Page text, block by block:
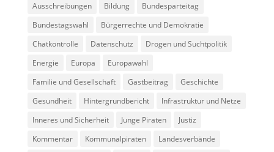
Ausschreibungen
Bildung
Bundesparteitag
Bundestagswahl
Bürgerrechte und Demokratie
Chatkontrolle
Datenschutz
Drogen und Suchtpolitik
Energie
Europa
Europawahl
Familie und Gesellschaft
Gastbeitrag
Geschichte
Gesundheit
Hintergrundbericht
Infrastruktur und Netze
Inneres und Sicherheit
Junge Piraten
Justiz
Kommentar
Kommunalpiraten
Landesverbände